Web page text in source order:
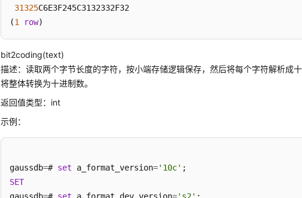
31325C6E3F245C3132332F32
(1 row)
bit2coding(text)
描述：读取两个字节长度的字符，按小端存储逻辑保存，然后将每个字符解析成
将整体转换为十进制数。
返回值类型：int
示例：
gaussdb=# set a_format_version='10c'
SET